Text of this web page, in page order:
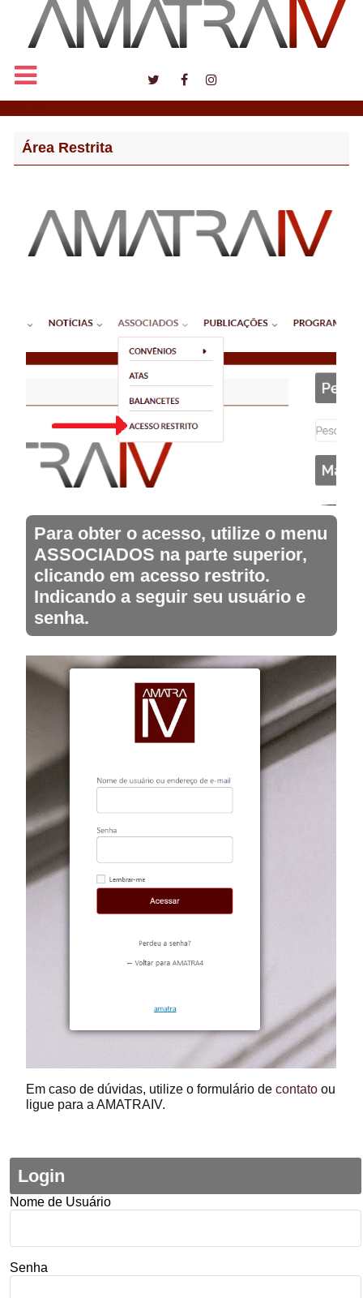
Área Restrita
Para obter o acesso, utilize o menu
ASSOCIADOS na parte superior,
clicando em acesso restrito.
Indicando a seguir seu usuário e
senha.
Em caso de dúvidas, utilize o formulário decontato ou
ligue para a AMATRAIV.
Login
Nome de Usuário
Senha